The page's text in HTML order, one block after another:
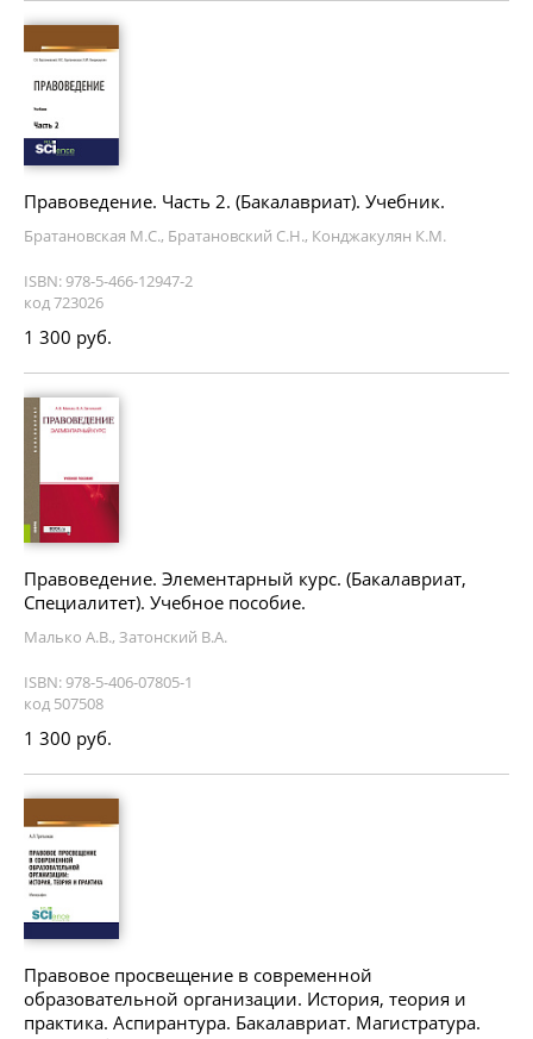
Правоведение. Часть 2. (Бакалавриат). Учебник.
Братановская М.С., Братановский С.Н., Конджакулян К.М.
ISBN: 978-5-466-12947-2
код 723026
1 300 руб.
Правоведение. Элементарный курс. (Бакалавриат,
Специалитет). Учебное пособие.
Малько А.В., Затонский В.А.
ISBN: 978-5-406-07805-1
код 507508
1 300 руб.
Правовое просвещение в современной
образовательной организации. История, теория и
практика. Аспирантура. Бакалавриат. Магистратура.